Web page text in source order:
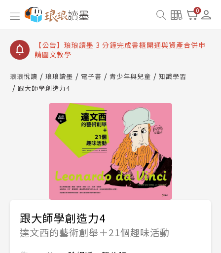
0
【公告】琅琅讀墨數位閱讀資產合併與書櫃開通申請
【公告】琅琅讀墨書櫃開通常見問題
【公告】琅琅讀墨 3 分鐘完成書櫃開通與資產合併申
請圖文教學
查詢
【公告】琅琅讀墨數位閱讀資產合併與書櫃開通申請
琅琅悅讀 琅琅讀墨 電子書 青少年與兒童
知識學習
跟大師學創造力4
跟大師學創造力4
達文西的藝術創舉＋21個趣味活動